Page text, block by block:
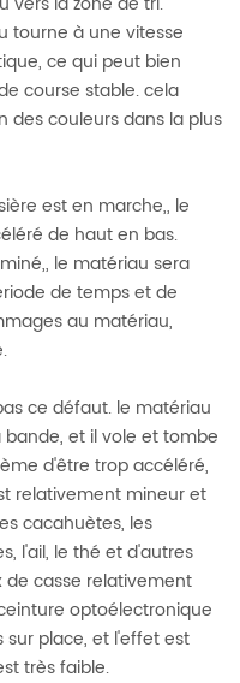
tourne à une vitesse
ce qui peut bien
course stable. cela
des couleurs dans la plus
est en marche,, le
de haut en bas.
le matériau sera
de temps et de
au matériau,
ce défaut. le matériau
et il vole et tombe
d'être trop accéléré,
relativement mineur et
cacahuètes, les
l'ail, le thé et d'autres
casse relativement
optoélectronique
sur place, et l'effet est
très faible.